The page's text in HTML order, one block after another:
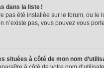
dans la liste !
pas été installée sur le forum, ou
n’existe pas, vous pouvez vous
situées à côté de mon nom